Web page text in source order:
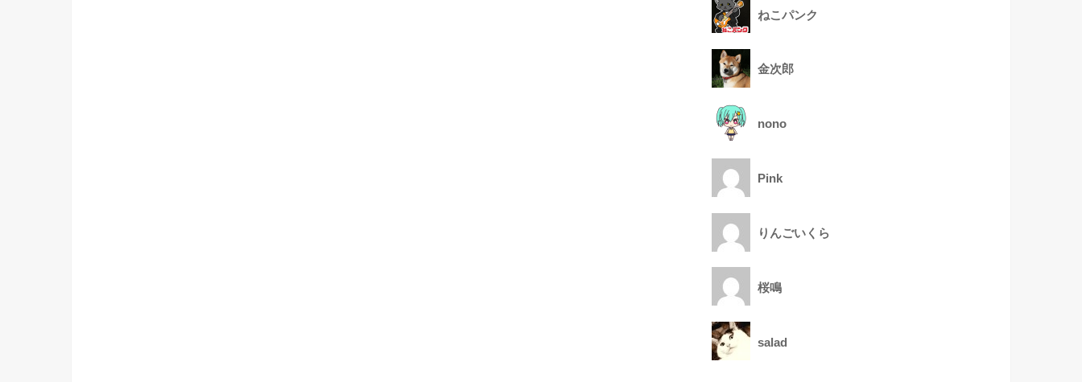
ねこパンク
金次郎
nono
Pink
りんごいくら
桜鳴
salad